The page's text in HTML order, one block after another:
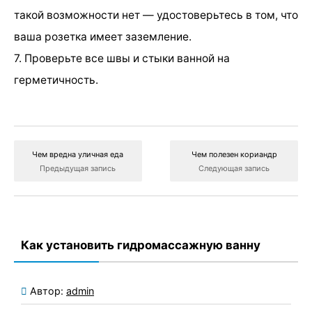
такой возможности нет — удостоверьтесь в том, что
ваша розетка имеет заземление.
7. Проверьте все швы и стыки ванной на
герметичность.
Чем вредна уличная еда
Предыдущая запись
Чем полезен кориандр
Следующая запись
Как установить гидромассажную ванну
Автор: admin